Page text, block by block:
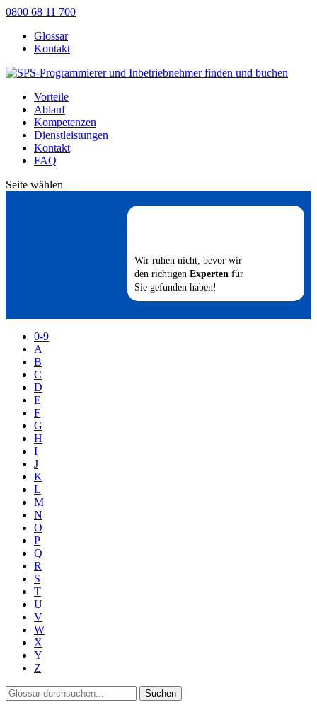
0800 68 11 700
Glossar
Kontakt
Vorteile
Ablauf
Kompetenzen
Dienstleistungen
Kontakt
FAQ
Seite wählen
Wir ruhen nicht, bevor wir
den richtigen Experten für
Sie gefunden haben!
0-9
A
B
C
D
E
F
G
H
I
J
K
L
M
N
O
P
Q
R
S
T
U
V
W
X
Y
Z
Suchen